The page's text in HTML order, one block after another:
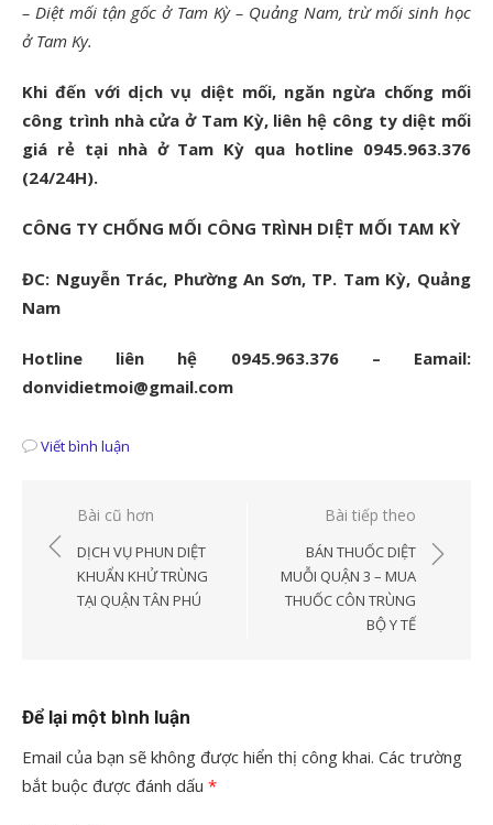
– Diệt mối tận gốc ở Tam Kỳ – Quảng Nam, trừ mối sinh học
ở Tam Ky.
Khi đến với dịch vụ diệt mối, ngăn ngừa chống mối
công trình nhà cửa ở Tam Kỳ, liên hệ công ty diệt mối
giá rẻ tại nhà ở Tam Kỳ qua hotline 0945.963.376
(24/24H).
CÔNG TY CHỐNG MỐI CÔNG TRÌNH DIỆT MỐI TAM KỲ
ĐC: Nguyễn Trác, Phường An Sơn, TP. Tam Kỳ, Quảng
Nam
Hotline liên hệ 0945.963.376 – Eamail:
donvidietmoi@gmail.com
Viết bình luận
Điều
hướng
viết
Bài cũ hơn
DỊCH VỤ PHUN DIỆT
KHUẨN KHỬ TRÙNG
TẠI QUẬN TÂN PHÚ
Bài tiếp theo
BÁN THUỐC DIỆT
MUỖI QUẬN 3 – MUA
THUỐC CÔN TRÙNG
BỘ Y TẾ
Để lại một bình luận
Email của bạn sẽ không được hiển thị công khai. Các trường
bắt buộc được đánh dấu *